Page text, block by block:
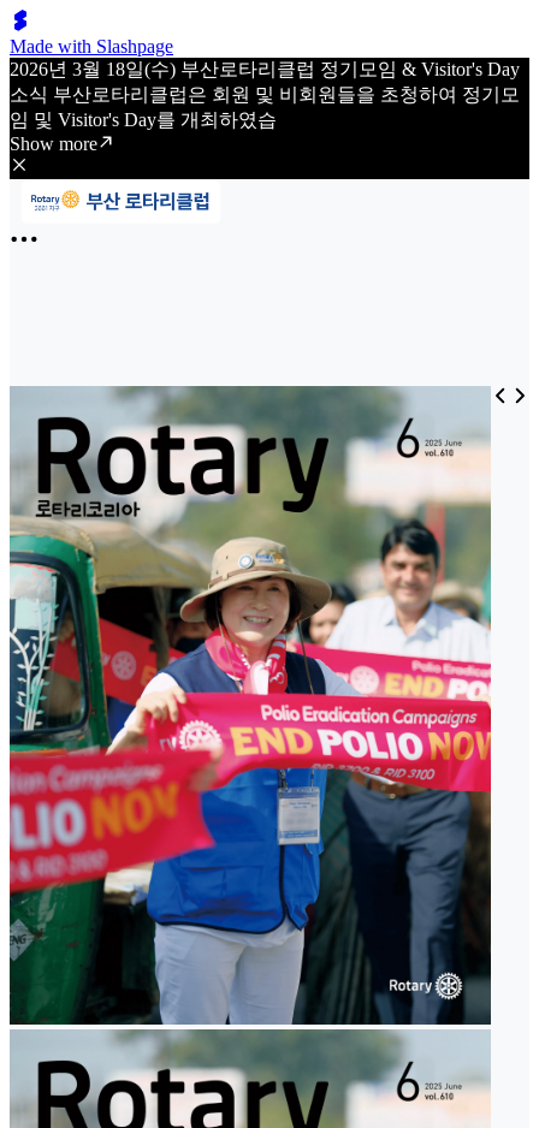
Made with Slashpage
2026년 3월 18일(수) 부산로타리클럽 정기모임 & Visitor's Day
소식 부산로타리클럽은 회원 및 비회원들을 초청하여 정기모
임 및 Visitor's Day를 개최하였습
Show more